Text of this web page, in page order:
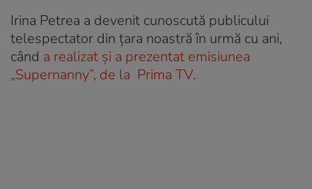
Irina Petrea a devenit cunoscută publicului
telespectator din țara noastră în urmă cu ani,
când a realizat și a prezentat emisiunea
„Supernanny”, de la Prima TV.